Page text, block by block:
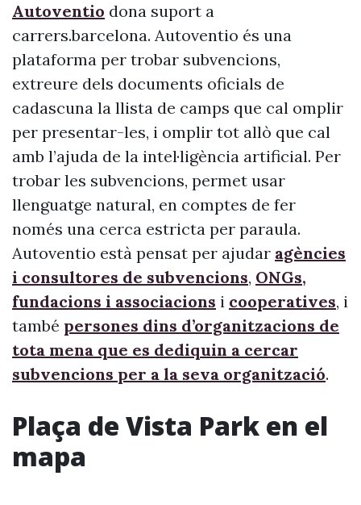
Autoventio dona suport a
carrers.barcelona. Autoventio és una
plataforma per trobar subvencions,
extreure dels documents oficials de
cadascuna la llista de camps que cal omplir
per presentar-les, i omplir tot allò que cal
amb l’ajuda de la intel·ligència artificial. Per
trobar les subvencions, permet usar
llenguatge natural, en comptes de fer
només una cerca estricta per paraula.
Autoventio està pensat per ajudar agències
i consultores de subvencions, ONGs,
fundacions i associacions i cooperatives, i
també persones dins d’organitzacions de
tota mena que es dediquin a cercar
subvencions per a la seva organització.
Plaça de Vista Park en el
mapa